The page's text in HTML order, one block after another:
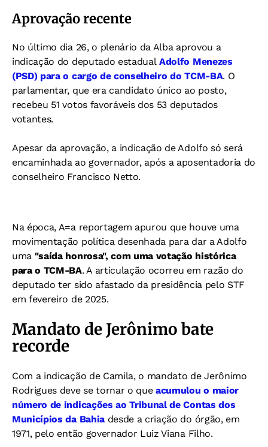
Aprovação recente
No último dia 26, o plenário da Alba aprovou a
indicação do deputado estadual Adolfo Menezes
(PSD) para o cargo de conselheiro do TCM-BA. O
parlamentar, que era candidato único ao posto,
recebeu 51 votos favoráveis dos 53 deputados
votantes.
Apesar da aprovação, a indicação de Adolfo só será
encaminhada ao governador, após a aposentadoria do
conselheiro Francisco Netto.
Na época, A=a reportagem apurou que houve uma
movimentação política desenhada para dar a Adolfo
uma "saída honrosa", com uma votação histórica
para o TCM-BA. A articulação ocorreu em razão do
deputado ter sido afastado da presidência pelo STF
em fevereiro de 2025.
Mandato de Jerônimo bate
recorde
Com a indicação de Camila, o mandato de Jerônimo
Rodrigues deve se tornar o queacumulou o maior
número de indicações ao Tribunal de Contas dos
Municípios da Bahiadesde a criação do órgão, em
1971, pelo então governador Luiz Viana Filho.